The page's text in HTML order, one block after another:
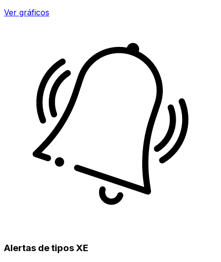
Ver gráficos
Alertas de tipos XE